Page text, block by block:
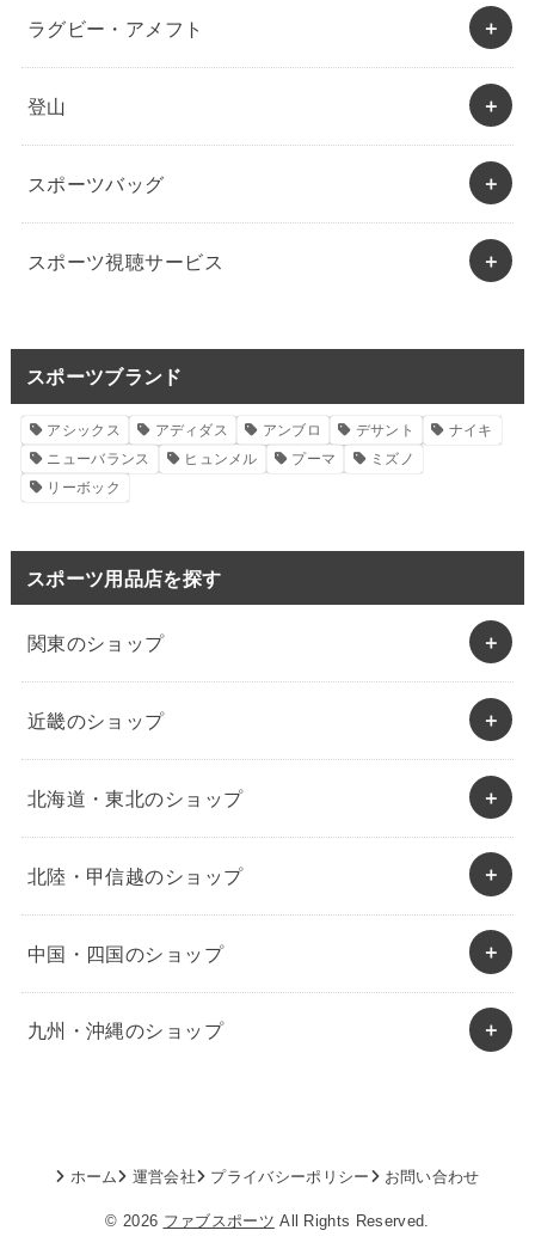
ラグビー・アメフト
登山
スポーツバッグ
スポーツ視聴サービス
スポーツブランド
アシックス アディダス アンブロ デサント
ナイキ
ニューバランス
ヒュンメル プーマ
ミズノ
リーボック
スポーツ用品店を探す
関東のショップ
近畿のショップ
北海道・東北のショップ
北陸・甲信越のショップ
中国・四国のショップ
九州・沖縄のショップ
ホーム 運営会社 プライバシーポリシー お問い合わせ
© 2026 ファブスポーツ All Rights Reserved.